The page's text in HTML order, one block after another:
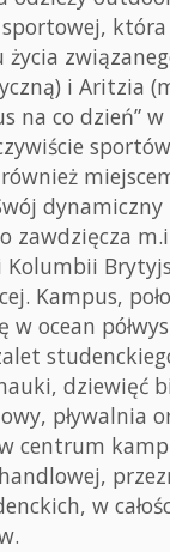
która
i Aritzia
na co dzień”
również
dynamiczny
zawdzięcza
Kampus,
w ocean
dziewięć
pływalnia
centrum
w